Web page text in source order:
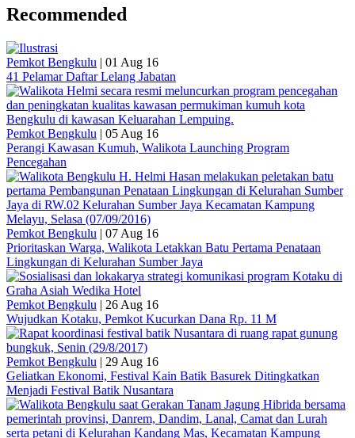
Recommended
Pemkot Bengkulu | 01 Aug 16
41 Pelamar Daftar Lelang Jabatan
Pemkot Bengkulu | 05 Aug 16
Perangi Kawasan Kumuh, Walikota Launching Program
Pencegahan
Pemkot Bengkulu | 07 Aug 16
Prioritaskan Warga, Walikota Letakkan Batu Pertama Penataan
Lingkungan di Kelurahan Sumber Jaya
Pemkot Bengkulu | 26 Aug 16
Wujudkan Kotaku, Pemkot Kucurkan Dana Rp. 11 M
Pemkot Bengkulu | 29 Aug 16
Geliatkan Ekonomi, Festival Kain Batik Basurek Ditingkatkan
Menjadi Festival Batik Nusantara